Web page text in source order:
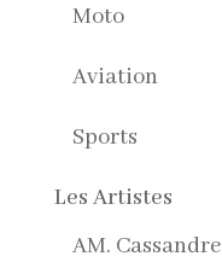
Moto
Aviation
Sports
Les Artistes
AM. Cassandre